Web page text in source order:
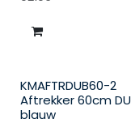
KMAFTRDUB60-2
Aftrekker 60cm
blauw